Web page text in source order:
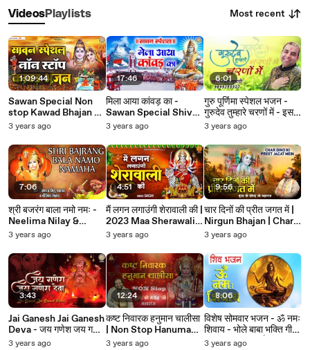
VideosPlaylists Most recent
1:09:44
Sawan Special Non
stop Kawad Bhajan ~
Bholenath Bhajan ~
@bhaktibhajankirtan
3 years ago
7:06
श्री बजरंग बाला नमो नमः -
Neelima Nilay &
Simrat Singh ~ Best
@bhaktibhajankirtan
3 years ago
3:43
Jai Ganesh Jai Ganesh
Deva - जय गणेश जय गणेश
- Morning Ganesh
3 years ago
17:46
मिला आया कांवड़ का -
Sawan Special Shiv
Bhajan - Mela Aaya
Sawan Shiv Bhajan ~
@bhaktibhajankirtan
3 years ago
4:51
मैं लगन लगाउंगी शेरावाली की |
2023 Maa Sherawali
Ke Bhajan | Main
Sherawali Ki, ~
@bhaktibhajankirtan
3 years ago
12:24
कष्ट निवारक हनुमान चालीसा
| Non Stop Hanuman
Chalisa | Pujya Shri
3 years ago
6:01
गुरु पूर्णिमा स्पेशल भजन -
गुरुदेव तुम्हारे चरणों में - इस
भजन के माध्यम से अपने
@bhaktibhajankirtan
3 years ago
9:56
चार दिनों की प्रीत जगत में |
Nirgun Bhajan | Char
Dino Ki Preet l
k ~
@bhaktibhajankirtan
3 years ago
8:06
विशेष सोमवार भजन - ॐ नमः
शिवाय - भोले बाबा भक्ति गीत
- भक्ति भजन कीर्तन ~
3 years ago